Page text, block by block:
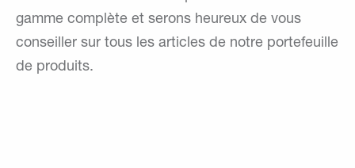
gamme complète et serons heureux de vous
conseiller sur tous les articles de notre portefeuille
de produits.